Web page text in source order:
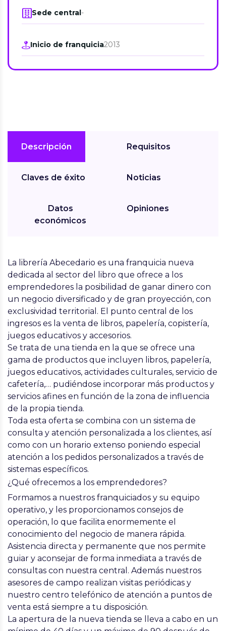
Sede central-
Inicio de franquicia2013
Descripción
Claves de éxito
Datos
económicos
Requisitos
Noticias
Opiniones
La librería Abecedario es una franquicia nueva
dedicada al sector del libro que ofrece a los
emprendedores la posibilidad de ganar dinero con
un negocio diversificado y de gran proyección, con
exclusividad territorial. El punto central de los
ingresos es la venta de libros, papelería, copistería,
juegos educativos y accesorios.
Se trata de una tienda en la que se ofrece una
gama de productos que incluyen libros, papelería,
juegos educativos, actividades culturales, servicio de
cafetería,… pudiéndose incorporar más productos y
servicios afines en función de la zona de influencia
de la propia tienda.
Toda esta oferta se combina con un sistema de
consulta y atención personalizada a los clientes, así
como con un horario extenso poniendo especial
atención a los pedidos personalizados a través de
sistemas específicos.
¿Qué ofrecemos a los emprendedores?
Formamos a nuestros franquiciados y su equipo
operativo, y les proporcionamos consejos de
operación, lo que facilita enormemente el
conocimiento del negocio de manera rápida.
Asistencia directa y permanente que nos permite
guiar y aconsejar de forma inmediata a través de
consultas con nuestra central. Además nuestros
asesores de campo realizan visitas periódicas y
nuestro centro telefónico de atención a puntos de
venta está siempre a tu disposición.
La apertura de la nueva tienda se lleva a cabo en un